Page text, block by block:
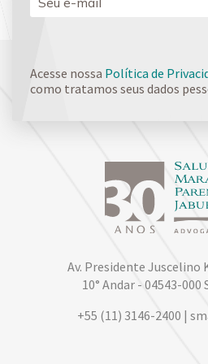
Acesse nossa Política de
como tratamos seus dados
Av. Presidente Juscelino
10° Andar - 04543-000
+55 (11) 3146-2400 |